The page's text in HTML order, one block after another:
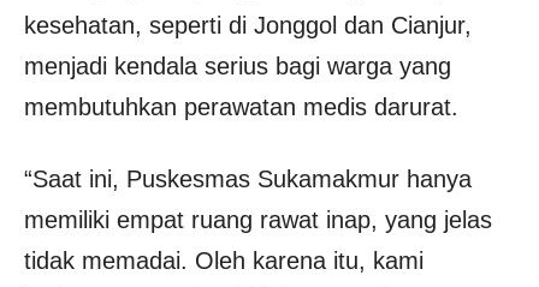
kesehatan, seperti di Jonggol dan Cianjur,
menjadi kendala serius bagi warga yang
membutuhkan perawatan medis darurat.
“Saat ini, Puskesmas Sukamakmur hanya
memiliki empat ruang rawat inap, yang jelas
tidak memadai. Oleh karena itu, kami